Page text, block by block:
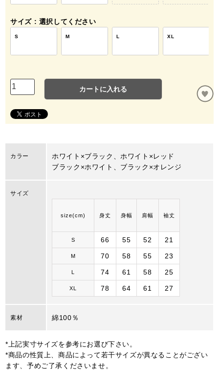
サイズ 選択してください
S M L XL
カートに入れる
カラー
ホワイト×ブラック、ホワイト×レッド
ブラック×ホワイト、ブラック×オレンジ
サイズ
size(cm) 身丈 身幅 肩幅 袖丈
S 66 55 52 21
M 70 58 55 23
L 74 61 58 25
XL 78 64 61 27
素材 綿100％
*上記実寸サイズを参考にお選び下さい。
*商品の性質上、商品によって若干サイズが異なることがござい
ます、予めご了承くださいませ。